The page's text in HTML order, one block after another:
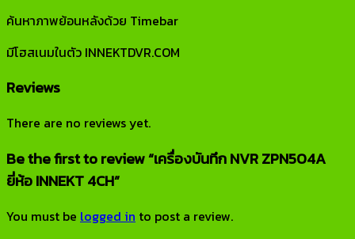
ค้นหาภาพย้อนหลังด้วย Timebar
มีโฮสเนมในตัว INNEKTDVR.COM
Reviews
There are no reviews yet.
Be the first to review “เครื่องบันทึก NVR ZPN504A
ยี่ห้อ INNEKT 4CH”
You must be logged in to post a review.